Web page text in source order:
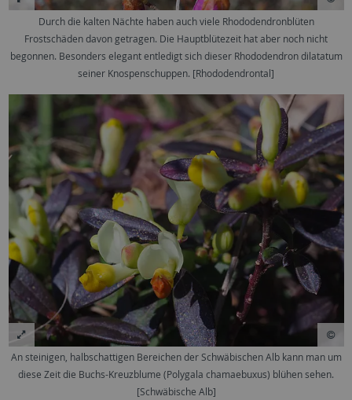
Durch die kalten Nächte haben auch viele Rhododendronblüten
Frostschäden davon getragen. Die Hauptblütezeit hat aber noch nicht
begonnen. Besonders elegant entledigt sich dieser Rhododendron dilatatum
seiner Knospenschuppen. [Rhododendrontal]
An steinigen, halbschattigen Bereichen der Schwäbischen Alb kann man um
diese Zeit die Buchs-Kreuzblume (Polygala chamaebuxus) blühen sehen.
[Schwäbische Alb]